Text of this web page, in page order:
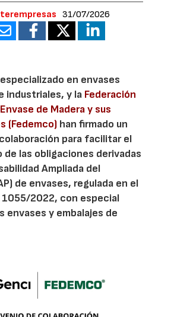
31/07/2026
en envases
industriales, y la Federación
de Madera y sus
(Fedemco) han firmado un
para facilitar el
de las obligaciones derivadas
Ampliada del
de envases, regulada en el
1055/2022, con especial
envases y embalajes de